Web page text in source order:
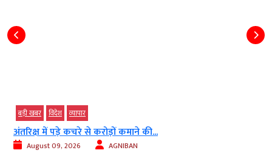
बड़ी खबर विदेश व्‍यापार
US: नॉन-इमिग्रेंट वीजा वालों को नौकरी जाते ही...
August 09, 2026 AGNIBAN